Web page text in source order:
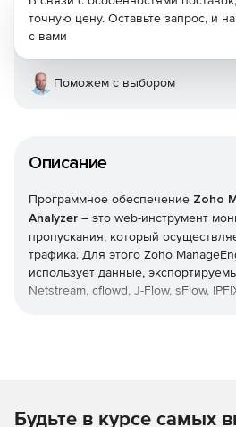
Описание
Программное обеспечение Zoho
Analyzer – это web-инструмент
пропускания, который
трафика. Для этого Zoho
использует данные,
Netstream, cflowd, J-Flow, sFlow,
трафике. Расширенные графики и
точную цену. Оставьте запрос, и
с вами
Поможем с выбором
Будьте в курсе самых